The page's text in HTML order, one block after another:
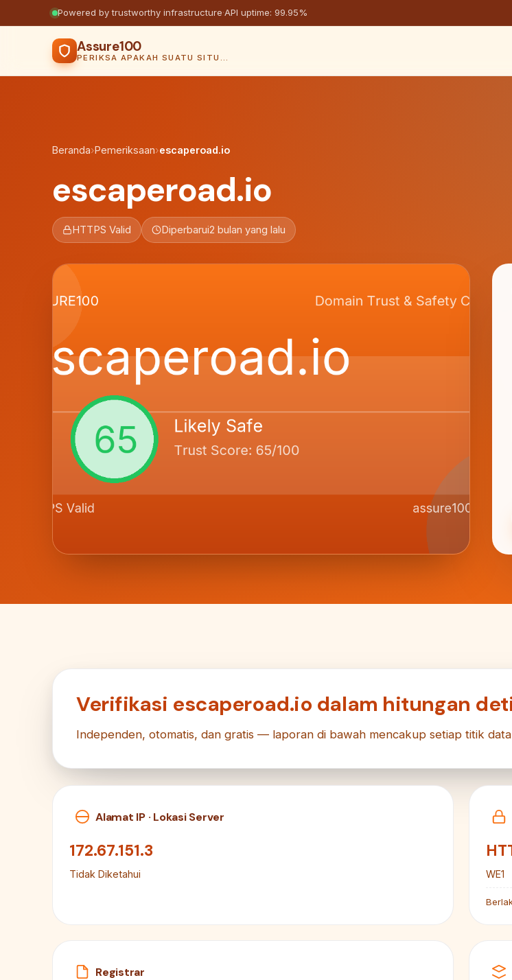
Powered by trustworthy infrastructure·API uptime: 99.95%
Assure100
PERIKSA APAKAH SUATU SITUS AMAN
Beranda›Pemeriksaan›escaperoad.io
escaperoad.io
HTTPS Valid Diperbarui2 bulan yang lalu
Verifikasi escaperoad.io dalam hitungan
Independen, otomatis, dan gratis — laporan di bawah mencakup setiap titik
Alamat IP · Lokasi Server
172.67.151.3
Tidak Diketahui WE1
Registrar